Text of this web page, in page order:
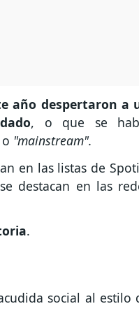
año despertaron a
, o que se
"mainstream".
en las listas de
destacan en las
.
social al estilo